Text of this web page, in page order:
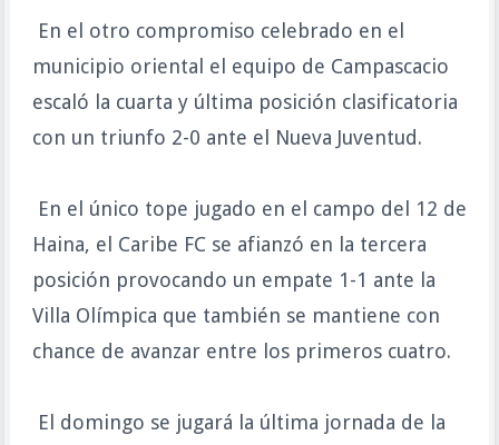
En el otro compromiso celebrado en el
municipio oriental el equipo de Campascacio
escaló la cuarta y última posición clasificatoria
con un triunfo 2-0 ante el Nueva Juventud.
En el único tope jugado en el campo del 12 de
Haina, el Caribe FC se afianzó en la tercera
posición provocando un empate 1-1 ante la
Villa Olímpica que también se mantiene con
chance de avanzar entre los primeros cuatro.
El domingo se jugará la última jornada de la